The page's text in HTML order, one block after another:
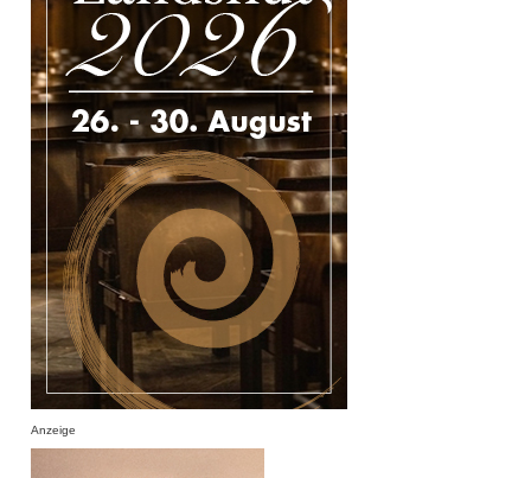
Anzeige